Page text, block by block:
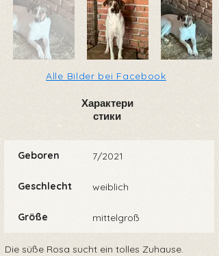
Alle Bilder bei Facebook
Характери
стики
Geboren 7/2021
Geschlecht weiblich
Größe mittelgroß
Die süße Rosa sucht ein tolles Zuhause.